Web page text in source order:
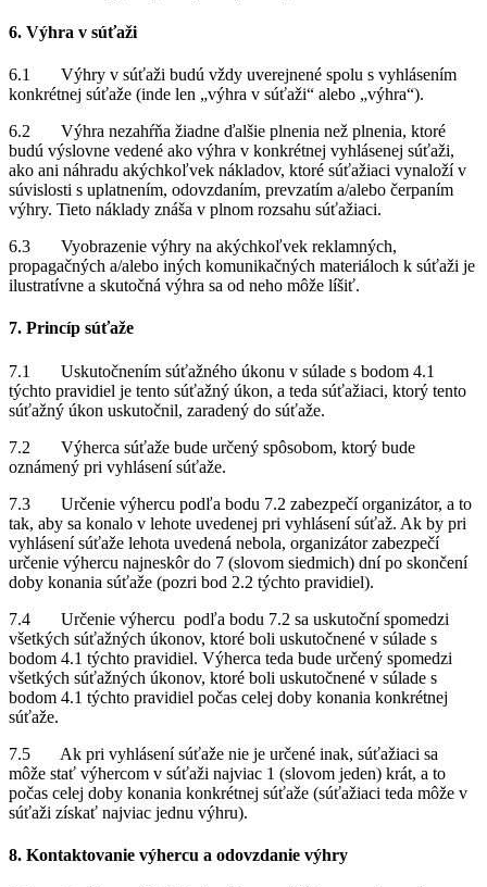
6. Výhra v súťaži
6.1 Výhry v súťaži budú vždy uverejnené spolu s vyhlásením
konkrétnej súťaže (inde len „výhra v súťaži“ alebo „výhra“).
6.2 Výhra nezahŕňa žiadne ďalšie plnenia než plnenia, ktoré
budú výslovne vedené ako výhra v konkrétnej vyhlásenej súťaži,
ako ani náhradu akýchkoľvek nákladov, ktoré súťažiaci vynaloží v
súvislosti s uplatnením, odovzdaním, prevzatím a/alebo čerpaním
výhry. Tieto náklady znáša v plnom rozsahu súťažiaci.
6.3 Vyobrazenie výhry na akýchkoľvek reklamných,
propagačných a/alebo iných komunikačných materiáloch k súťaži je
ilustratívne a skutočná výhra sa od neho môže líšiť.
7. Princíp súťaže
7.1 Uskutočnením súťažného úkonu v súlade s bodom 4.1
týchto pravidiel je tento súťažný úkon, a teda súťažiaci, ktorý tento
súťažný úkon uskutočnil, zaradený do súťaže.
7.2 Výherca súťaže bude určený spôsobom, ktorý bude
oznámený pri vyhlásení súťaže.
7.3 Určenie výhercu podľa bodu 7.2 zabezpečí organizátor, a to
tak, aby sa konalo v lehote uvedenej pri vyhlásení súťaž. Ak by pri
vyhlásení súťaže lehota uvedená nebola, organizátor zabezpečí
určenie výhercu najneskôr do 7 (slovom siedmich) dní po skončení
doby konania súťaže (pozri bod 2.2 týchto pravidiel).
7.4 Určenie výhercu podľa bodu 7.2 sa uskutoční spomedzi
všetkých súťažných úkonov, ktoré boli uskutočnené v súlade s
bodom 4.1 týchto pravidiel. Výherca teda bude určený spomedzi
všetkých súťažných úkonov, ktoré boli uskutočnené v súlade s
bodom 4.1 týchto pravidiel počas celej doby konania konkrétnej
súťaže.
7.5 Ak pri vyhlásení súťaže nie je určené inak, súťažiaci sa
môže stať výhercom v súťaži najviac 1 (slovom jeden) krát, a to
počas celej doby konania konkrétnej súťaže (súťažiaci teda môže v
súťaži získať najviac jednu výhru).
8. Kontaktovanie výhercu a odovzdanie výhry